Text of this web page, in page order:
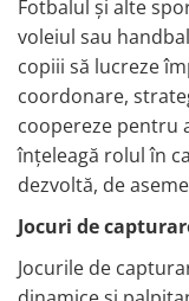
Fotbalul și alte
voleiul sau
copiii să lucreze
coordonare,
coopereze pentru
înțeleagă rolul în
dezvoltă, de
Jocuri de
Jocurile de